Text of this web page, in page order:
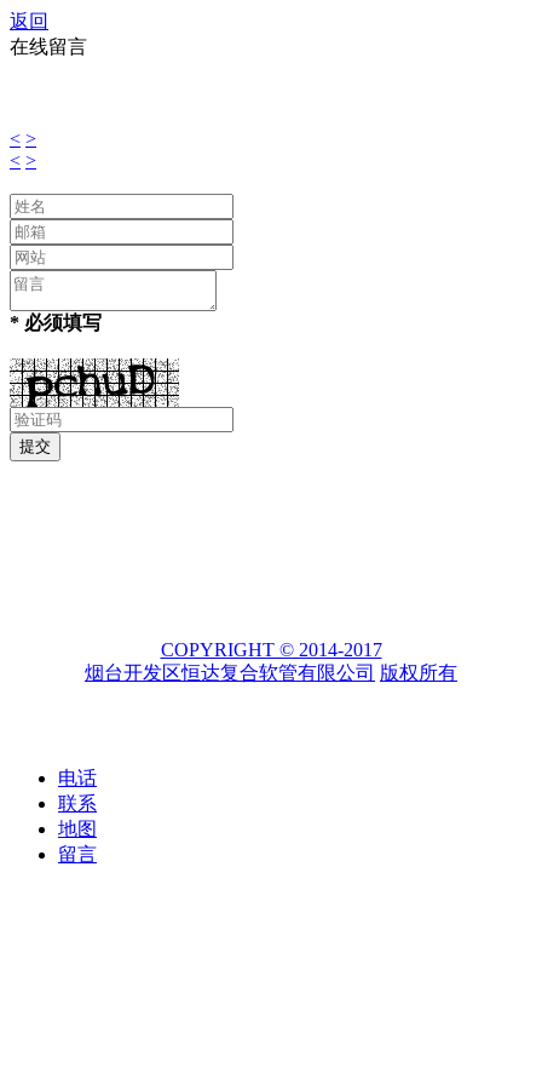
返回
在线留言
< >
< >
* 必须填写
COPYRIGHT © 2014-2017
烟台开发区恒达复合软管有限公司 版权所有
电话
联系
地图
留言